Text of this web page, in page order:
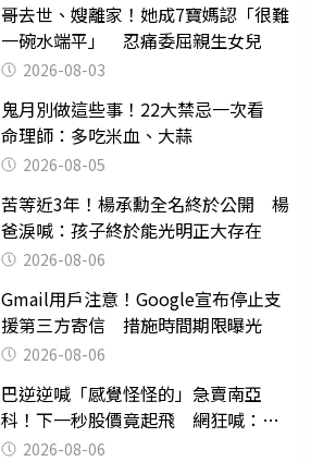
哥去世、嫂離家！她成7寶媽認「很難
一碗水端平」 忍痛委屈親生女兒
2026-08-03
鬼月別做這些事！22大禁忌一次看
命理師：多吃米血、大蒜
2026-08-05
苦等近3年！楊承勳全名終於公開 楊
爸淚喊：孩子終於能光明正大存在
2026-08-06
Gmail用戶注意！Google宣布停止支
援第三方寄信 措施時間期限曝光
2026-08-06
巴逆逆喊「感覺怪怪的」急賣南亞
科！下一秒股價竟起飛 網狂喊：大V
天龍2026-08-06